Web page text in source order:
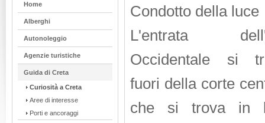
Home
Alberghi
Αutonoleggio
Agenzie turistiche
Guida di Creta
Curiosità a Creta
Aree di interesse
Porti e ancoraggi
Condotto della luce
L'entrata
Occidentale si
fuori della corte
che si trova in